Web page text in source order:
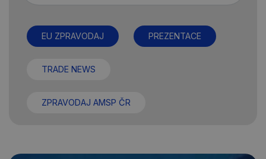
EU ZPRAVODAJ PREZENTACE
TRADE NEWS
ZPRAVODAJ AMSP ČR